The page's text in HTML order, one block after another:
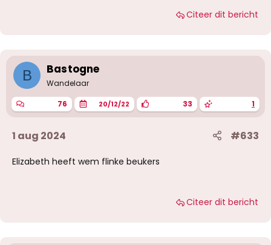
Citeer dit bericht
B Bastogne
Wandelaar
76 20/12/22 33 1
1 aug 2024 #633
Elizabeth heeft wem flinke beukers
Citeer dit bericht